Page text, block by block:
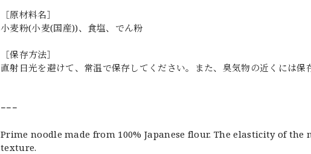
［原材料名］
小麦粉(小麦(国産))、食塩、でん粉
［保存方法］
直射日光を避けて、常温で保存してください。また、臭気物の近くには保
−−−
Prime noodle made from 100% Japanese flour. The elasticity of
texture.